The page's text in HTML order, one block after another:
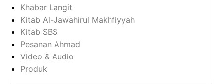
Khabar Langit
Kitab Al-Jawahirul Makhfiyyah
Kitab SBS
Pesanan Ahmad
Video & Audio
Produk